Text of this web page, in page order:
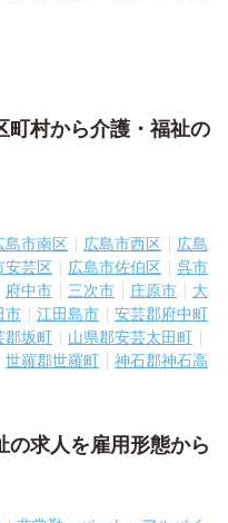
町村から介護・福祉の
島市南区 広島市西区
広島
安芸区 広島市佐伯区
呉市
府中市 三次市 庄原市
大
市 江田島市
安芸郡府中町
郡坂町
山県郡安芸太田町
世羅郡世羅町
神石郡神石高
の求人を雇用形態から